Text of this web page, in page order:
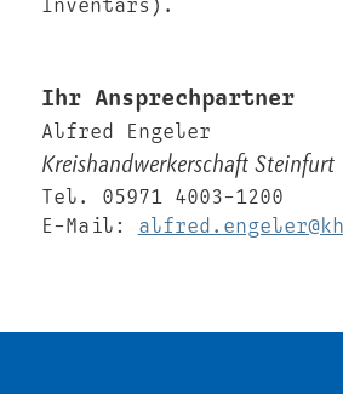
Inventars).
Ihr Ansprechpartner
Alfred Engeler
Kreishandwerkerschaft Steinfurt
Tel. 05971 4003-1200
E-Mail: